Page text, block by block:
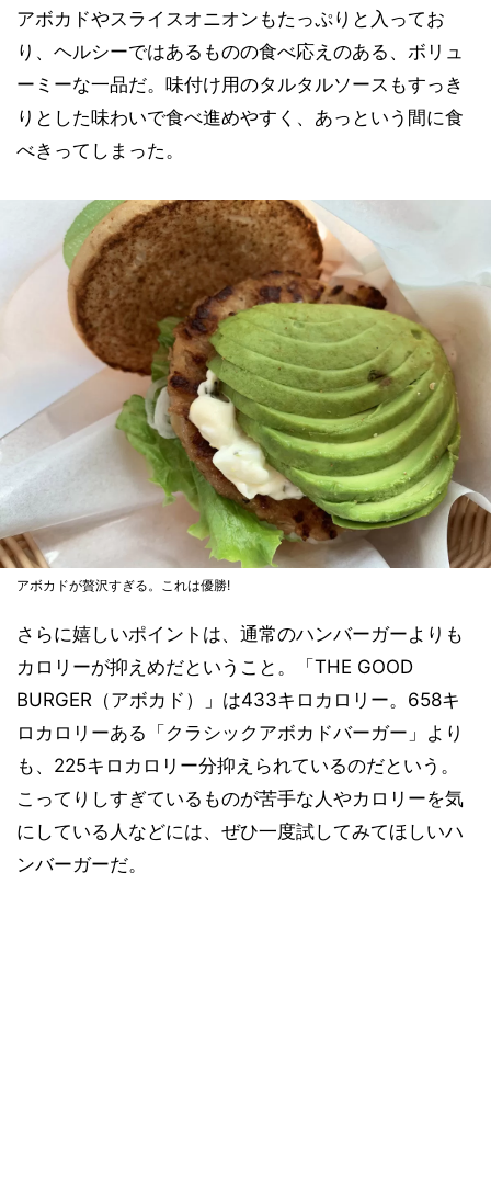
アボカドやスライスオニオンもたっぷりと入ってお
り、ヘルシーではあるものの食べ応えのある、ボリュ
ーミーな一品だ。味付け用のタルタルソースもすっき
りとした味わいで食べ進めやすく、あっという間に食
べきってしまった。
アボカドが贅沢すぎる。これは優勝!
さらに嬉しいポイントは、通常のハンバーガーよりも
カロリーが抑えめだということ。「THE GOOD
BURGER（アボカド）」は433キロカロリー。658キ
ロカロリーある「クラシックアボカドバーガー」より
も、225キロカロリー分抑えられているのだという。
こってりしすぎているものが苦手な人やカロリーを気
にしている人などには、ぜひ一度試してみてほしいハ
ンバーガーだ。